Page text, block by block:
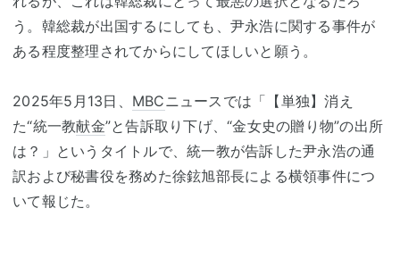
う。韓総裁が出国するにしても、尹永浩に関する事件が
ある程度整理されてからにしてほしいと願う。
2025年5月13日、 MBCニュースでは「【単独】消え
た“統一教献金”と告訴取り下げ、“金女史の贈り物”の出所
は？」というタイトルで、統一教が告訴した尹永浩の通
訳および秘書役を務めた徐鉉旭部長による横領事件につ
いて報じた。